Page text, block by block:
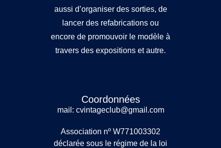
aussi d’organiser des sorties, de
lancer des refabrications ou
encore de promouvoir le modèle à
travers des expositions et autre.
Coordonnées
mail: cvintageclub@gmail.com
Association nº W771003302
déclarée sous le régime de la loi